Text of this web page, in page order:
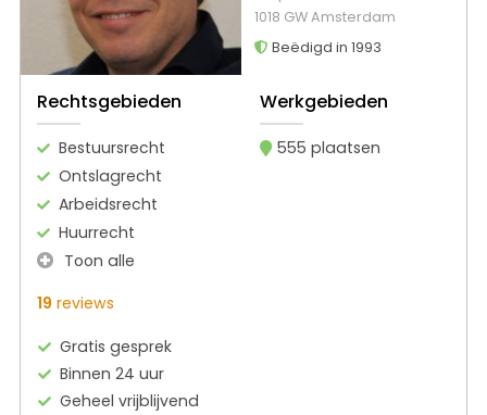
1018 GW Amsterdam
Beëdigd in 1993
Rechtsgebieden
Bestuursrecht
Ontslagrecht
Arbeidsrecht
Huurrecht
Toon alle
Werkgebieden
555 plaatsen
19 reviews
Gratis gesprek
Binnen 24 uur
Geheel vrijblijvend